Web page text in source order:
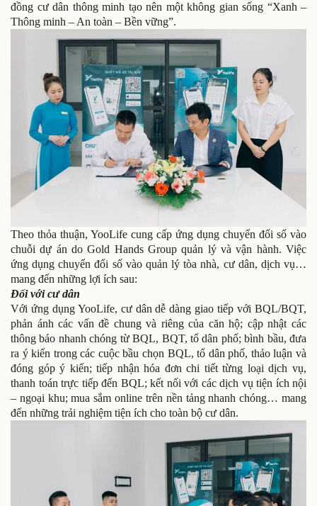
đồng cư dân thông minh tạo nên một không gian sống “Xanh –
Thông minh – An toàn – Bền vững”.
Theo thỏa thuận, YooLife cung cấp ứng dụng chuyển đổi số vào
chuỗi dự án do Gold Hands Group quản lý và vận hành. Việc
ứng dụng chuyển đổi số vào quản lý tòa nhà, cư dân, dịch vụ…
mang đến những lợi ích sau:
Đối với cư dân
Với ứng dụng YooLife, cư dân dễ dàng giao tiếp với BQL/BQT,
phản ánh các vấn đề chung và riêng của căn hộ; cập nhật các
thông báo nhanh chóng từ BQL, BQT, tổ dân phố; bình bầu, đưa
ra ý kiến trong các cuộc bầu chọn BQL, tổ dân phố, thảo luận và
đóng góp ý kiến; tiếp nhận hóa đơn chi tiết từng loại dịch vụ,
thanh toán trực tiếp đến BQL; kết nối với các dịch vụ tiện ích nội
– ngoại khu; mua sắm online trên nền tảng nhanh chóng… mang
đến những trải nghiệm tiện ích cho toàn bộ cư dân.